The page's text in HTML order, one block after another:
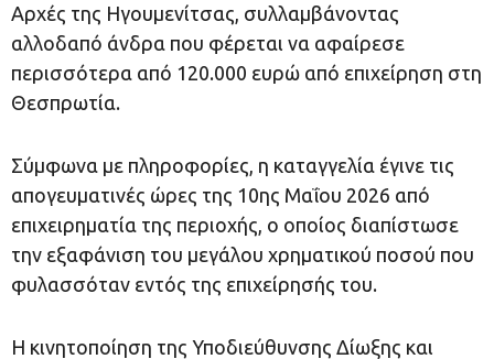
Αρχές της Ηγουμενίτσας, συλλαμβάνοντας
αλλοδαπό άνδρα που φέρεται να αφαίρεσε
περισσότερα από 120.000 ευρώ από επιχείρηση στη
Θεσπρωτία.
Σύμφωνα με πληροφορίες, η καταγγελία έγινε τις
απογευματινές ώρες της 10ης Μαΐου 2026 από
επιχειρηματία της περιοχής, ο οποίος διαπίστωσε
την εξαφάνιση του μεγάλου χρηματικού ποσού που
φυλασσόταν εντός της επιχείρησής του.
Η κινητοποίηση της Υποδιεύθυνσης Δίωξης και